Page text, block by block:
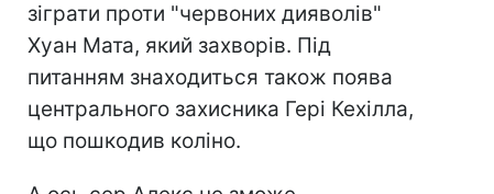
зіграти проти "червоних дияволів"
Хуан Мата, який захворів. Під
питанням знаходиться також поява
центрального захисника Гері Кехілла,
що пошкодив коліно.